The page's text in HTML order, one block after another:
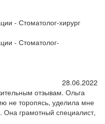
- Стоматолог-хирург
- Стоматолог-
28.06.2022
отзывам. Ольга
не торопясь, уделила мне
Она грамотный специалист,